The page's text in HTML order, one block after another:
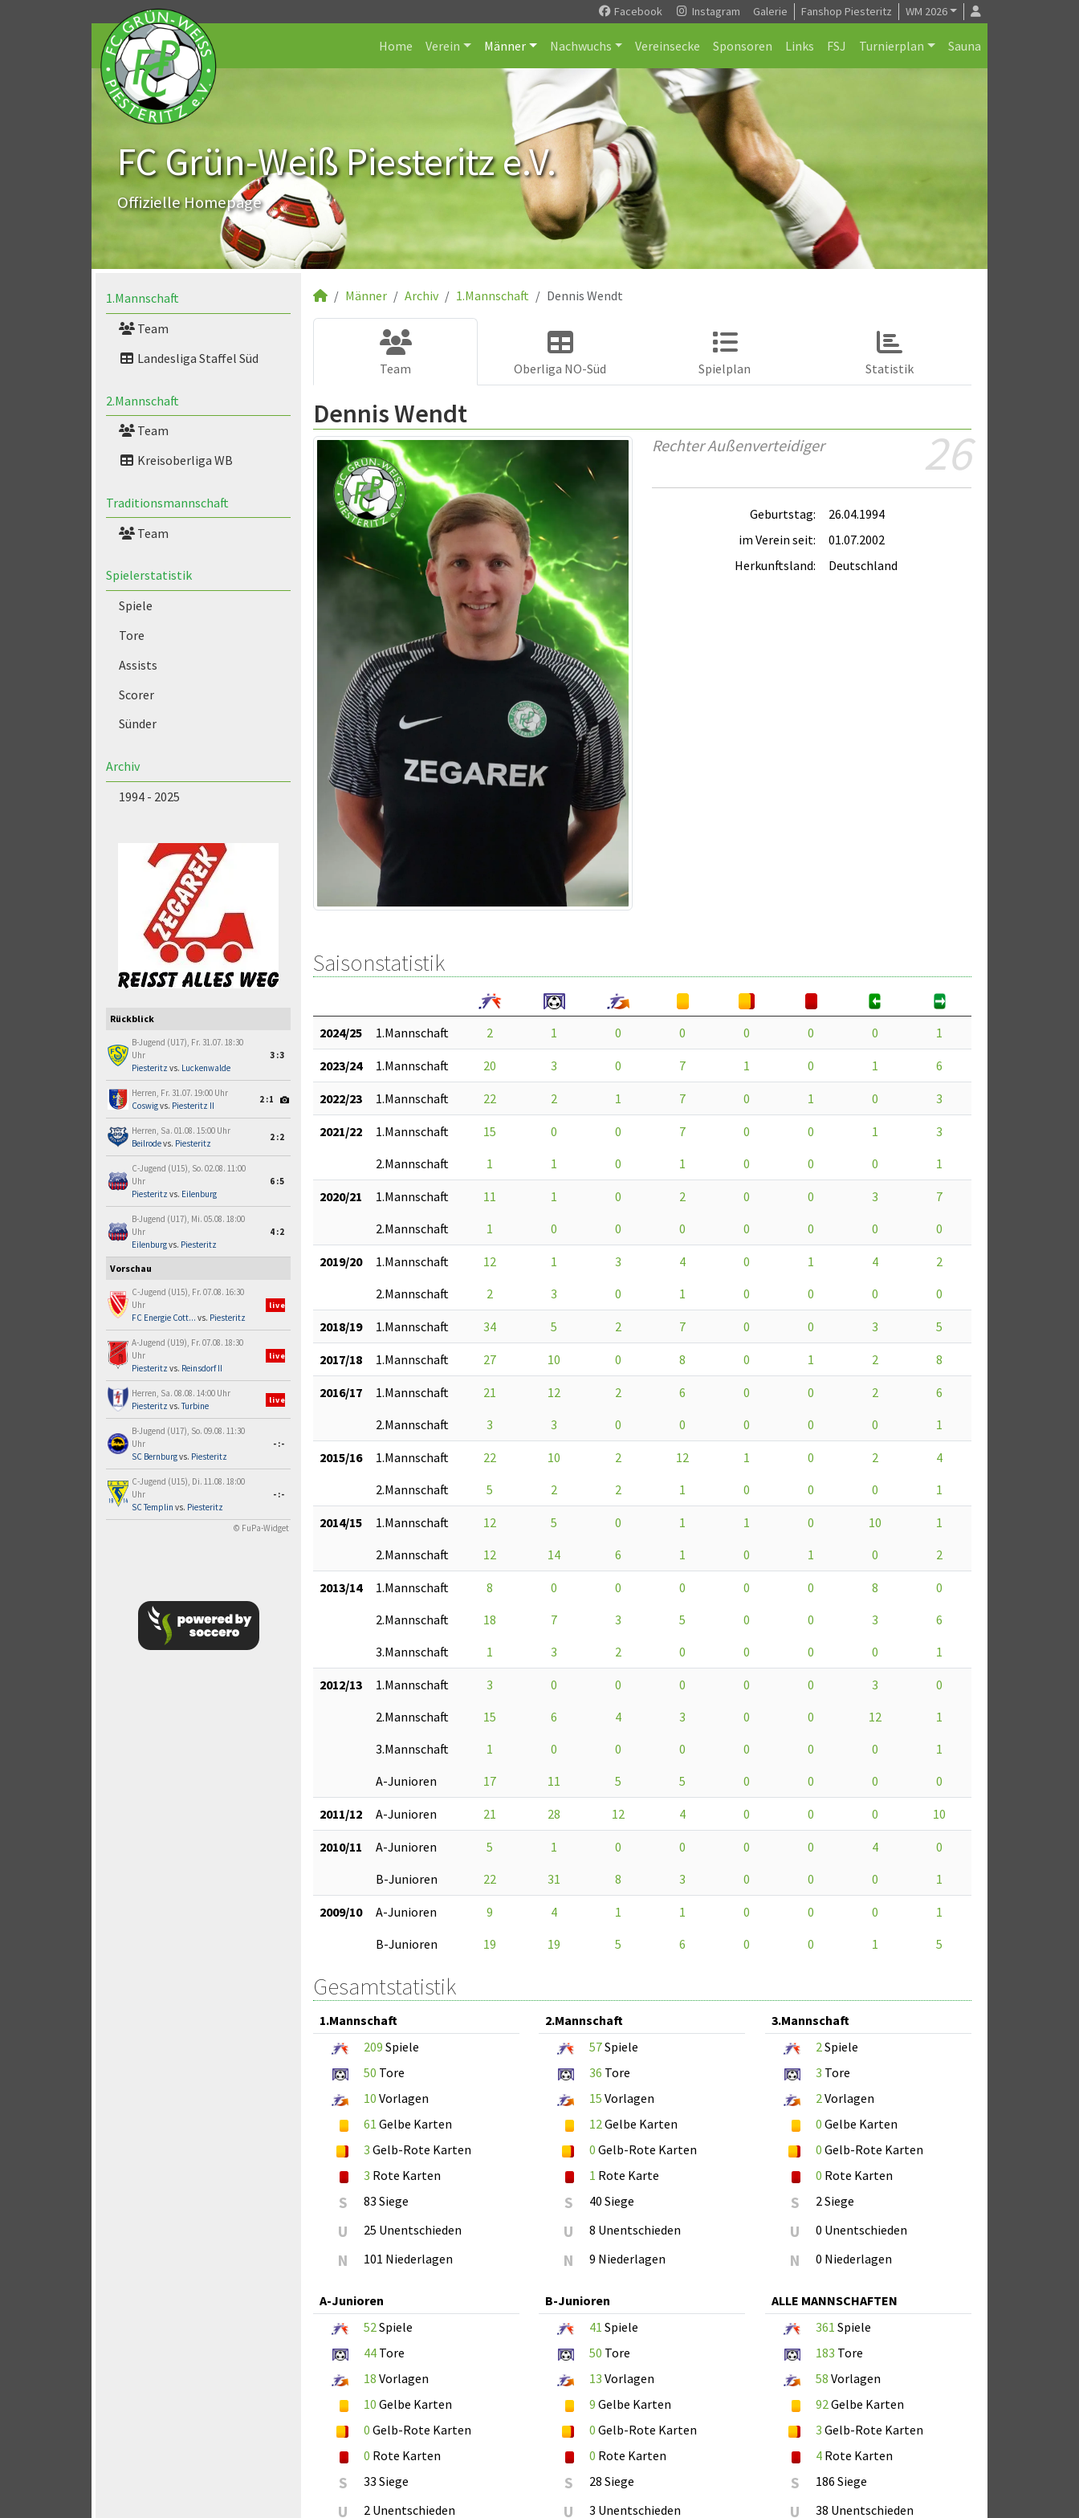
Facebook Instagram Galerie Fanshop Piesteritz WM 2026
Home Verein Männer Nachwuchs Vereinsecke Sponsoren Links FSJ Turnierplan Sauna
FC Grün-Weiß Piesteritz e.V.
Offizielle Homepage
1.Mannschaft
Team
Landesliga Staffel Süd
2.Mannschaft
Team
Kreisoberliga WB
Traditionsmannschaft
Team
Spielerstatistik
Spiele
Tore
Assists
Scorer
Sünder
Archiv
1994 - 2025
Rückblick
B-Jugend (U17), Fr. 31.07. 18:30
Uhr
Piesteritz vs. Luckenwalde
3:3
Herren, Fr. 31.07. 19:00 Uhr
Coswigvs. Piesteritz II
2:1
Herren, Sa. 01.08. 15:00 Uhr
Beilrodevs. Piesteritz
2:2
C-Jugend (U15), So. 02.08. 11:00
Uhr
Piesteritz vs. Eilenburg
6:5
B-Jugend (U17), Mi. 05.08. 18:00
Uhr
Eilenburgvs. Piesteritz
4:2
Vorschau
C-Jugend (U15), Fr. 07.08. 16:30
Uhr
FC Energie Cott... vs. Piesteritz
live
A-Jugend (U19), Fr. 07.08. 18:30
Uhr
Piesteritz vs. Reinsdorf II
live
Herren, Sa. 08.08. 14:00 Uhr
Piesteritz vs.Turbine
live
B-Jugend (U17), So. 09.08. 11:30
Uhr
SC Bernburgvs. Piesteritz
-:-
C-Jugend (U15), Di. 11.08. 18:00
Uhr
SC Templin vs. Piesteritz
-:-
© FuPa-Widget
Männer Archiv 1.Mannschaft Dennis Wendt
Team Oberliga NO-Süd Spielplan Statistik
Dennis Wendt
26
Rechter Außenverteidiger
Geburtstag:
26.04.1994
im Verein seit:
01.07.2002
Herkunftsland:
Deutschland
Saisonstatistik
2024/25 1.Mannschaft 2 1 0 0 0 0 0 1
2023/24 1.Mannschaft 20 3 0 7 1 0 1 6
2022/23 1.Mannschaft 22 2 1 7 0 1 0 3
2021/22 1.Mannschaft 15 0 0 7 0 0 1
3
2.Mannschaft
1 1 0 1 0 0 0 1
2020/21 1.Mannschaft 11 1 0 2 0 0 3
7
2.Mannschaft
1 0 0 0 0 0 0 0
2019/20 1.Mannschaft 12 1 3 4 0 1 4
2
2.Mannschaft
2 3 0 1 0 0 0 0
2018/19 1.Mannschaft 34 5 2 7 0 0 3 5
2017/18 1.Mannschaft 27 10 0 8 0 1 2 8
2016/17 1.Mannschaft 21 12 2 6 0 0 2
6
2.Mannschaft
3 3 0 0 0 0 0 1
2015/16 1.Mannschaft 22 10 2 12 1 0 2
4
2.Mannschaft
5 2 2 1 0 0 0 1
2014/15 1.Mannschaft 12 5 0 1 1 0 10
1
2.Mannschaft
12 14 6 1 0 1 0 2
2013/14 1.Mannschaft 8 0 0 0 0 0 8
0
2.Mannschaft
18 7 3 5 0 0 3
6
3.Mannschaft
1 3 2 0 0 0 0 1
2012/13 1.Mannschaft 3 0 0 0 0 0 3
0
2.Mannschaft
15 6 4 3 0 0 12
1
3.Mannschaft
1 0 0 0 0 0 0
1
A-Junioren
17 11 5 5 0 0 0 0
2011/12 A-Junioren 21 28 12 4 0 0 0 10
2010/11 A-Junioren 5 1 0 0 0 0 4
0
B-Junioren
22 31 8 3 0 0 0 1
2009/10 A-Junioren 9 4 1 1 0 0 0
1
B-Junioren
19 19 5 6 0 0 1 5
Gesamtstatistik
1.Mannschaft
209 Spiele
50 Tore
10 Vorlagen
61 Gelbe Karten
3 Gelb-Rote Karten
3 Rote Karten
S 83 Siege
U 25 Unentschieden
N 101 Niederlagen
2.Mannschaft
57Spiele
36 Tore
15 Vorlagen
12Gelbe Karten
0 Gelb-Rote Karten
1 Rote Karte
S 40 Siege
U 8 Unentschieden
N 9 Niederlagen
3.Mannschaft
2Spiele
3 Tore
2Vorlagen
0 Gelbe Karten
0 Gelb-Rote Karten
0 Rote Karten
S 2 Siege
U 0 Unentschieden
N 0 Niederlagen
A-Junioren
52Spiele
44 Tore
18 Vorlagen
10 Gelbe Karten
0 Gelb-Rote Karten
0 Rote Karten
S 33 Siege
U 2 Unentschieden
B-Junioren
41 Spiele
50 Tore
13 Vorlagen
9 Gelbe Karten
0 Gelb-Rote Karten
0 Rote Karten
S 28 Siege
U 3 Unentschieden
ALLE MANNSCHAFTEN
361 Spiele
183 Tore
58 Vorlagen
92Gelbe Karten
3 Gelb-Rote Karten
4Rote Karten
S 186 Siege
U 38 Unentschieden